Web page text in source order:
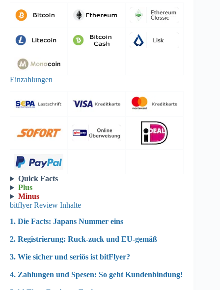
Einzahlungen
Quick Facts
Plus
Minus
bitflyer Review Inhalte
1. Die Facts: Japans Nummer eins
2. Registrierung: Ruck-zuck und EU-gemäß
3. Wie sicher und seriös ist bitFlyer?
4. Zahlungen und Spesen: So geht Kundenbindung!